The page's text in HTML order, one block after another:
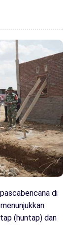
di
(huntap) dan